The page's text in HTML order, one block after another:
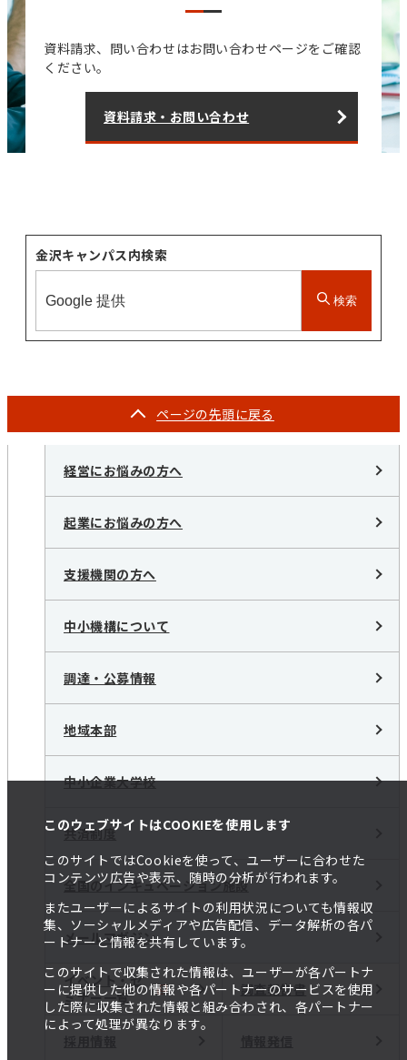
このウェブサイトはCOOKIEを使用します
このサイトではCookieを使って、ユーザーに合わせた
コンテンツ広告や表示、随時の分析が行われます。
またユーザーによるサイトの利用状況についても情報収
集、ソーシャルメディアや広告配信、データ解析の各パ
ートナーと情報を共有しています。
このサイトで収集された情報は、ユーザーが各パートナ
ーに提供した他の情報や各パートナーのサービスを使用
した際に収集された情報と組み合わされ、各パートナー
によって処理が異なります。
金沢キャンパス内検索
検索
資料請求、問い合わせはお問い合わせページをご確認
ください。
資料請求・お問い合わせ
ページの先頭に戻る
経営にお悩みの方へ
起業にお悩みの方へ
支援機関の方へ
中小機構について
調達・公募情報
地域本部
中小企業大学校
共済制度
全国のインキュベーション施設
メールマガジン
イベント・セ
ミナー一覧
調査報告書